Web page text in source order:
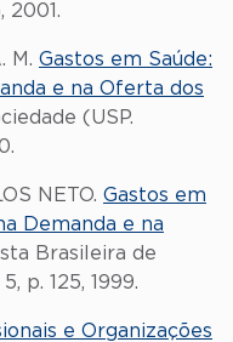
2001.
M. Gastos em Saúde:
e na Oferta dos
(USP.
NETO. Gastos em
Demanda e na
Brasileira de
p. 125, 1999.
e Organizações